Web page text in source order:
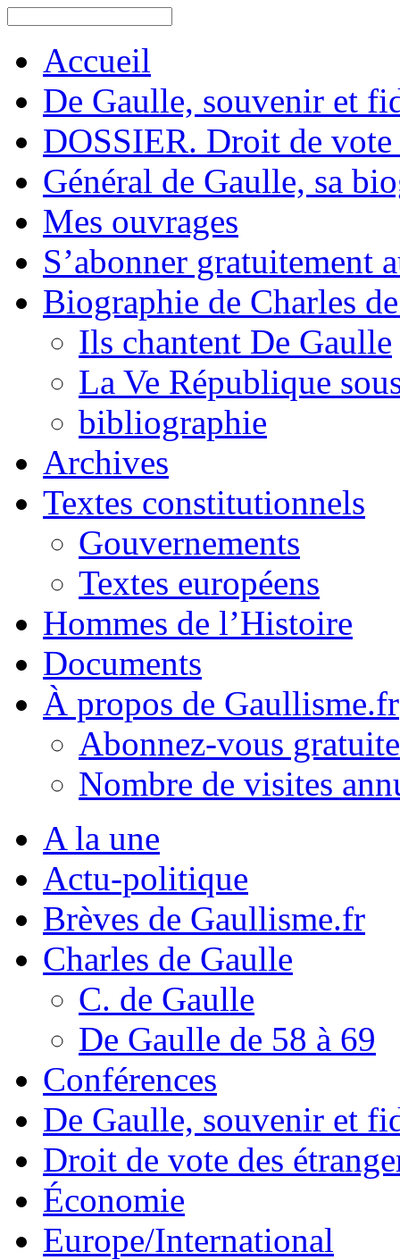
Accueil
De Gaulle, souvenir et
DOSSIER. Droit de vote
Général de Gaulle, sa
Mes ouvrages
S’abonner gratuitement
Biographie de Charles
Ils chantent De Gaulle
La Ve République
bibliographie
Archives
Textes constitutionnels
Gouvernements
Textes européens
Hommes de l’Histoire
Documents
À propos de Gaullisme.fr
Abonnez-vous
Nombre de visites
A la une
Actu-politique
Brèves de Gaullisme.fr
Charles de Gaulle
C. de Gaulle
De Gaulle de 58 à 69
Conférences
De Gaulle, souvenir et
Droit de vote des
Économie
Europe/International